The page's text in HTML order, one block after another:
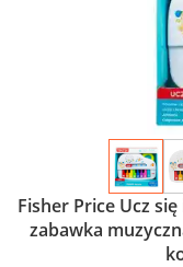
Fisher Price Ucz
zabawka